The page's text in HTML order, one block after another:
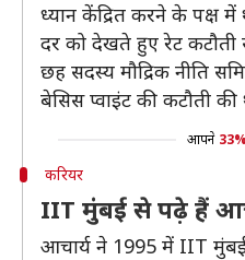
ध्यान केंद्रित करने के पक्ष
दर को देखते हुए रेट कटौती
छह सदस्य मौद्रिक नीति
बेसिस प्वाइंट की कटौती की
आपने 33%
करियर
IIT मुंबई से पढ़े हैं
आचार्य ने 1995 में IIT